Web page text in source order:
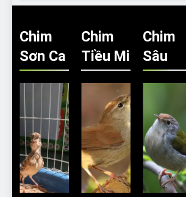
Chim
Sơn Ca
Chim
Tiều Mi
Chim
Sâu